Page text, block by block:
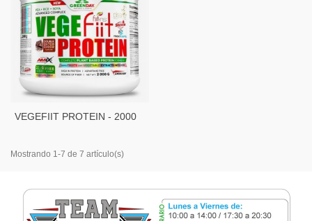
VEGEFIIT PROTEIN - 2000
Mostrando 1-7 de 7 artículo(s)